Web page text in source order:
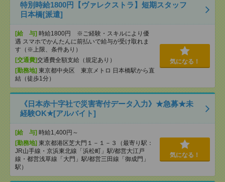
特別時給1800円【ヴァレクストラ】短期スタッフ
日本橋[派遣]
[給 与] 時給1800円 ※ご経験・スキルにより優
遇 スマホでかんたんに前払いで給与が受け取れま
す（※上限、条件あり）
[交通費]交通費全額支給（規定あり）
[勤務地] 東京都中央区 東京メトロ 日本橋駅から直
結（徒歩1分）
気になる！
《日本赤十字社で災害寄付データ入力》★急募★未
経験OK★[アルバイト]
[給 与] 時給1,400円～
[勤務地] 東京都港区芝大門１－１－３（最寄り駅：
JR山手線・京浜東北線「浜松町」駅/都営大江戸
線・都営浅草線「⼤⾨」駅/都営三田線「御成⾨」
駅）
気になる！